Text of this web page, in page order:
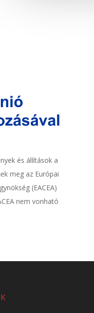
és állítások a
meg az Európai
(EACEA)
nem vonható